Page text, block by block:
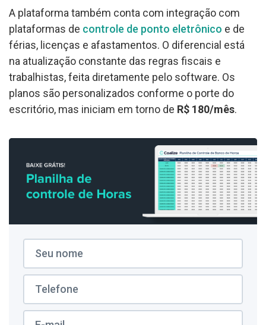
A plataforma também conta com integração com
plataformas de controle de ponto eletrônico e de
férias, licenças e afastamentos. O diferencial está
na atualização constante das regras fiscais e
trabalhistas, feita diretamente pelo software. Os
planos são personalizados conforme o porte do
escritório, mas iniciam em torno de R$ 180/mês.